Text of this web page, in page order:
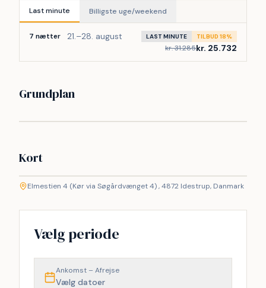
Last minute Billigste uge/weekend
7 nætter 21.–28. august LAST MINUTE TILBUD 18%
kr. 31.285kr. 25.732
Grundplan
Kort
+
−
Elmestien 4 (Kør via Søgårdvænget 4) , 4872 Idestrup, Danmark
Vælg periode
Ankomst – Afrejse
Vælg datoer